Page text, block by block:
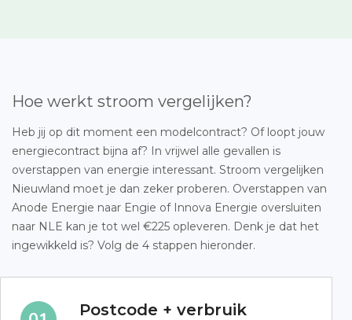
Hoe werkt stroom vergelijken?
Heb jij op dit moment een modelcontract? Of loopt jouw
energiecontract bijna af? In vrijwel alle gevallen is
overstappen van energie interessant. Stroom vergelijken
Nieuwland moet je dan zeker proberen. Overstappen van
Anode Energie naar Engie of Innova Energie oversluiten
naar NLE kan je tot wel €225 opleveren. Denk je dat het
ingewikkeld is? Volg de 4 stappen hieronder.
Postcode + verbruik